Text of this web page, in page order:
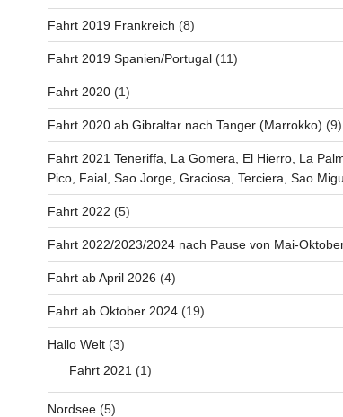
Fahrt 2019 Frankreich (8)
Fahrt 2019 Spanien/Portugal(11)
Fahrt 2020(1)
Fahrt 2020 ab Gibraltar nach Tanger (Marrokko) (9)
Fahrt 2021 Teneriffa, La Gomera, El Hierro, La
Pico, Faial, Sao Jorge, Graciosa, Terciera, Sao
Fahrt 2022 (5)
Fahrt 2022/2023/2024 nach Pause von Mai-
Fahrt ab April 2026 (4)
Fahrt ab Oktober 2024(19)
Hallo Welt(3)
Fahrt 2021 (1)
Nordsee(5)